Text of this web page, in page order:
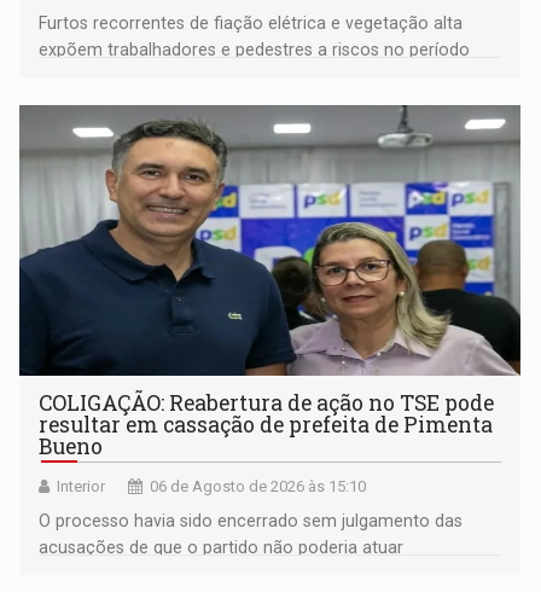
Furtos recorrentes de fiação elétrica e vegetação alta
expõem trabalhadores e pedestres a riscos no período
COLIGAÇÃO: Reabertura de ação no TSE pode
resultar em cassação de prefeita de Pimenta
Bueno
Interior 06 de Agosto de 2026 às 15:10
O processo havia sido encerrado sem julgamento das
acusações de que o partido não poderia atuar